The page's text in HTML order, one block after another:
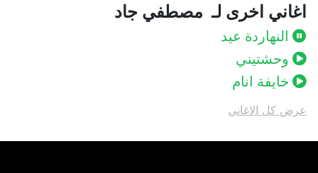
اغاني اخرى لـ مصطفي جاد
النهاردة عيد
وحشتيني
خايفة انام
عرض كل الاغاني